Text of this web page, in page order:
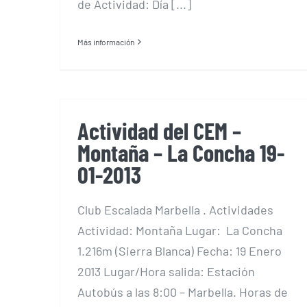
de Actividad: Día [...]
Más información
Actividad del CEM –
Montaña – La Concha 19-
01-2013
Club Escalada Marbella . Actividades
Actividad: Montaña Lugar: La Concha
1.216m (Sierra Blanca) Fecha: 19 Enero
2013 Lugar/Hora salida: Estación
Autobús a las 8:00 – Marbella. Horas de